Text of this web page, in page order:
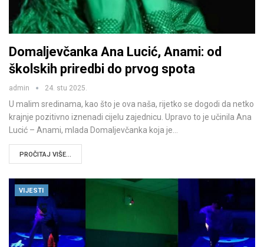
Domaljevčanka Ana Lucić, Anami: od
školskih priredbi do prvog spota
admin 24. stu 2025.
U malim sredinama, kao što je ova naša, rijetko se dogodi da netko
krajnje pozitivno iznenadi cijelu zajednicu. Upravo to je učinila Ana
Lucić – Anami, mlada Domaljevčanka koja je…
PROČITAJ VIŠE...
VIJESTI